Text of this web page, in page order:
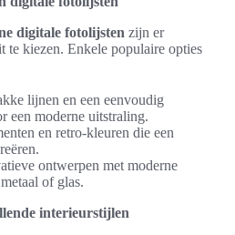
digitale fotolijsten zijn er
te kiezen. Enkele populaire opties
lijnen en een eenvoudig
een moderne uitstraling.
en retro-kleuren die een
ontwerpen met moderne
of glas.
interieurstijlen